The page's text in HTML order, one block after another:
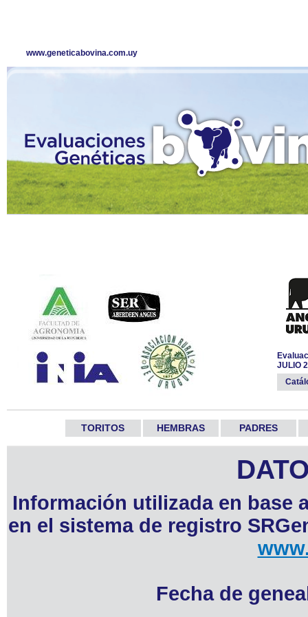
www.geneticabovina.com.uy
JULIO
TORITOS HEMBRAS PADRES
Información utilizada en base
en el sistema de registro
Fecha de